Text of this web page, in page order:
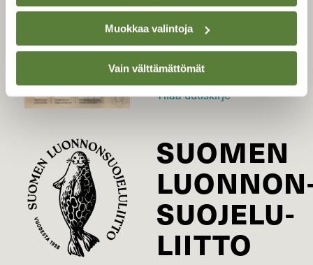
Muokkaa valintoja
Vain välttämättömät
Uusin lehti
Tilaa Suomen Luonto
Tilaa digilukuoikeus
Äänestä parasta juttua
Tilaa uutiskirje
SUOMEN
SUOJELU­
LIITTO